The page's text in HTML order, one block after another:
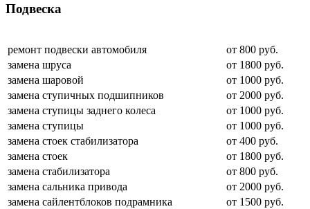
Подвеска
ремонт подвески автомобиля
от 800 руб.
замена шруса
от 1800 руб.
замена шаровой
от 1000 руб.
замена ступичных подшипников
от 2000 руб.
замена ступицы заднего колеса
от 1000 руб.
замена ступицы
от 1000 руб.
замена стоек стабилизатора
от 400 руб.
замена стоек
от 1800 руб.
замена стабилизатора
от 800 руб.
замена сальника привода
от 2000 руб.
замена сайлентблоков подрамника
от 1500 руб.